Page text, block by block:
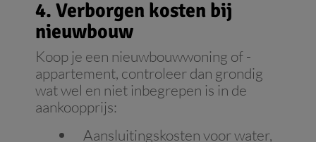
4. Verborgen kosten bij
nieuwbouw
Koop je een nieuwbouwwoning of -
appartement, controleer dan grondig
wat wel en niet inbegrepen is in de
aankoopprijs:
Aansluitingskosten voor water,